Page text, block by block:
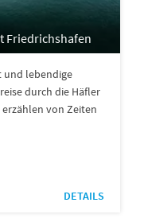
Friedrichshafen
und lebendige
durch die Häfler
von Zeiten
DETAILS